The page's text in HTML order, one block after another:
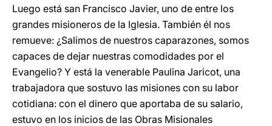
Luego está san Francisco Javier, uno de entre los
grandes misioneros de la Iglesia. También él nos
remueve: ¿Salimos de nuestros caparazones, somos
capaces de dejar nuestras comodidades por el
Evangelio? Y está la venerable Paulina Jaricot, una
trabajadora que sostuvo las misiones con su labor
cotidiana: con el dinero que aportaba de su salario,
estuvo en los inicios de las Obras Misionales